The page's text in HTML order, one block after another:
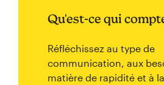
Qu'est-ce qui
Réfléchissez au type de
communication, aux
matière de rapidité et à